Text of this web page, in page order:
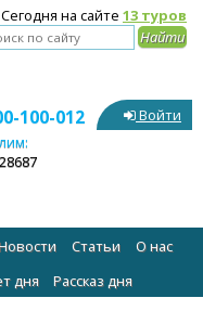
Сегодня на сайте 13 туров
100-012 Войти
Статьи
О нас
дня Рассказ дня